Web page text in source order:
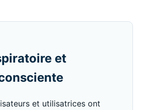
et
et utilisatrices ont